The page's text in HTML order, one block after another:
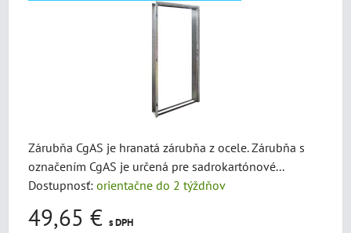
Zárubňa CgAS je hranatá zárubňa z ocele. Zárubňa s
označením CgAS je určená pre sadrokartónové...
Dostupnosť: orientačne do 2 týždňov
49,65 € s DPH